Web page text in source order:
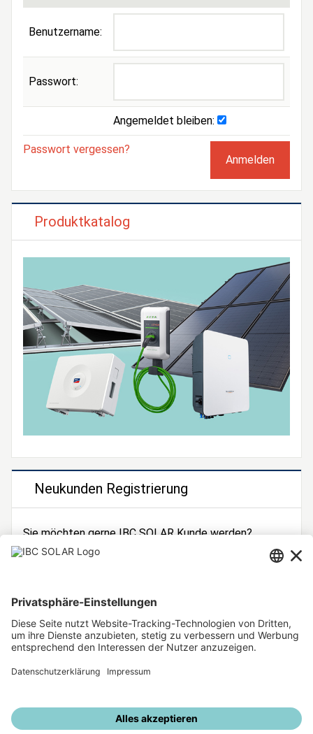
Benutzername:
Passwort:
Angemeldet bleiben:
Passwort vergessen?
Produktkatalog
Neukunden Registrierung
Sie möchten gerne IBC SOLAR Kunde werden?
Dann registrieren Sie sich jetzt!
Unsere weiteren Angebote
IBC SOLAR Webseite